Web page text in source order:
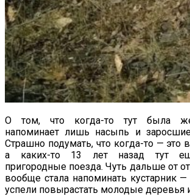
О том, что когда-то тут была
напоминает лишь насыпь и
Страшно подумать, что когда-то — это
а каких-то 13 лет назад тут
пригородные поезда. Чуть дальше от
вообще стала напоминать кустарник
успели повырастать молодые деревья